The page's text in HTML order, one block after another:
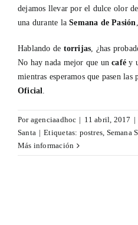
dejamos llevar por el dulce olor
una durante laSemana de Pasión
Hablando de torrijas, ¿has
No hay nada mejor que uncafé y
mientras esperamos que pasen las
Oficial.
Por agenciaadhoc | 11 abril, 2017 |
Santa | Etiquetas: postres, Semana
Más información